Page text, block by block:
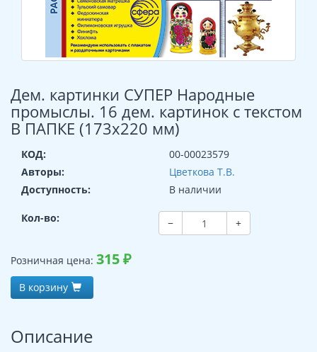
Дем. картинки СУПЕР Народные
промыслы. 16 дем. картинок с текстом
В ПАПКЕ (173х220 мм)
КОД:
00-00023579
Авторы:
Цветкова Т.В.
Доступность:
В наличии
Кол-во: − +
Розничная цена: 315₽
В корзину
Описание